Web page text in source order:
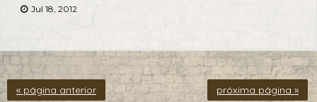
Jul 18, 2012
« página anterior próxima página »